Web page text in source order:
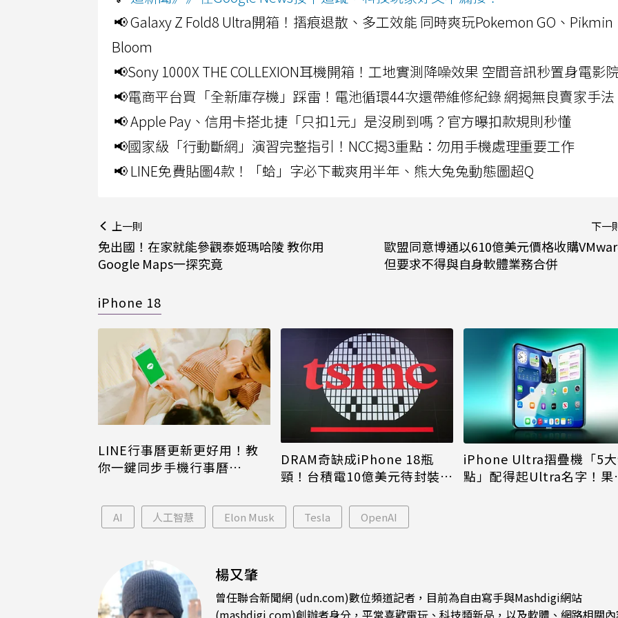
📢 Galaxy Z Fold8 Ultra開箱！摺痕退散、多工效能 同時爽玩Pokemon GO、Pikmin
Bloom
📢Sony 1000X THE COLLEXION耳機開箱！工地實測降噪效果 空間音訊秒置身電影
📢電商平台買「全新庫存機」踩雷！電池循環44次還帶維修紀錄 網揭無良賣家手法
📢 Apple Pay、信用卡搭北捷「只扣1元」是沒刷到嗎？官方曝扣款規則秒懂
📢國家級「行動斷網」演習完整指引！NCC揭3重點：勿用手機處理重要工作
📢 LINE免費貼圖4款！「蛤」字必下載爽用半年、熊大兔兔動態圖超Q
上一則
免出國！在家就能參觀泰姬瑪哈陵 教你用
Google Maps一探究竟
下一
歐盟同意博通以610億美元價格收購
但要求不得與自身軟體業務合併
iPhone 18
LINE行事曆更新更好用！教
你一鍵同步手機行事曆
DRAM奇缺成iPhone 18瓶
頸！台積電10億美元待封裝晶
iPhone Ultra摺疊機「5
點」配得起Ultra名字！果
AI 人工智慧 Elon Musk Tesla OpenAI
楊又肇
曾任聯合新聞網 (udn.com)數位頻道記者，目前為自由寫手與Mashdigi網站
(mashdigi.com)創辦者身分，平常喜歡電玩、科技類新品，以及軟體、網路相關